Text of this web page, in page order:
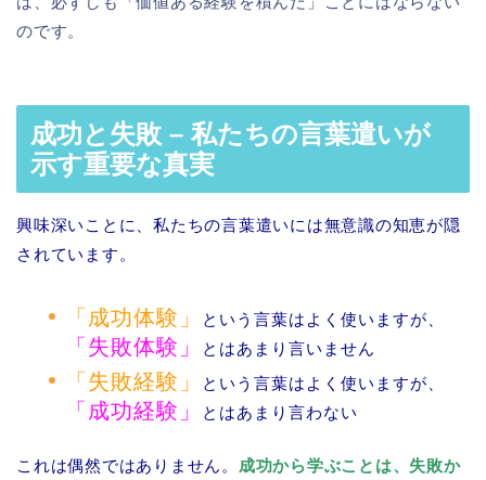
のです。
成功と失敗 – 私たちの言葉遣いが
示す重要な真実
興味深いことに、私たちの言葉遣いには無意識の知恵が隠
されています。
「成功体験」 という言葉はよく使いますが、
「失敗体験」 とはあまり言いません
「失敗経験」 という言葉はよく使いますが、
「成功経験」 とはあまり言わない
これは偶然ではありません。 成功から学ぶことは、失敗か